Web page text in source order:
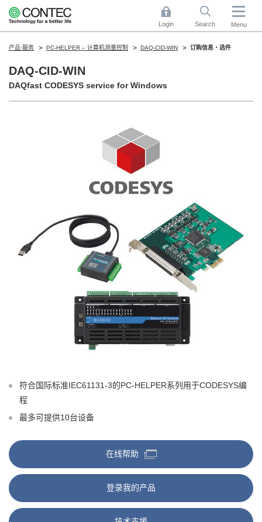
Login Search Menu
产品·服务 PC-HELPER – 计算机测量控制 DAQ-CID-WIN 订购信息・选件
DAQ-CID-WIN
DAQfast CODESYS service for Windows​
符合国际标准IEC61131-3的PC-HELPER系列用于CODESYS编
程
最多可提供10台设备
在线帮助
登录我的产品